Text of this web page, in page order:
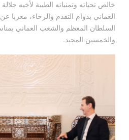
خالص تحياته وتمنياته الطيبة لأخيه
العماني بدوام التقدم والرخاء، معربا
السلطان المعظم والشعب العماني
والخمسين المجيد.